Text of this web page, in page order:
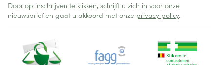
Door op inschrijven te klikken, schrijft u zich in voor onze
nieuwsbrief en gaat u akkoord met onze privacy policy.